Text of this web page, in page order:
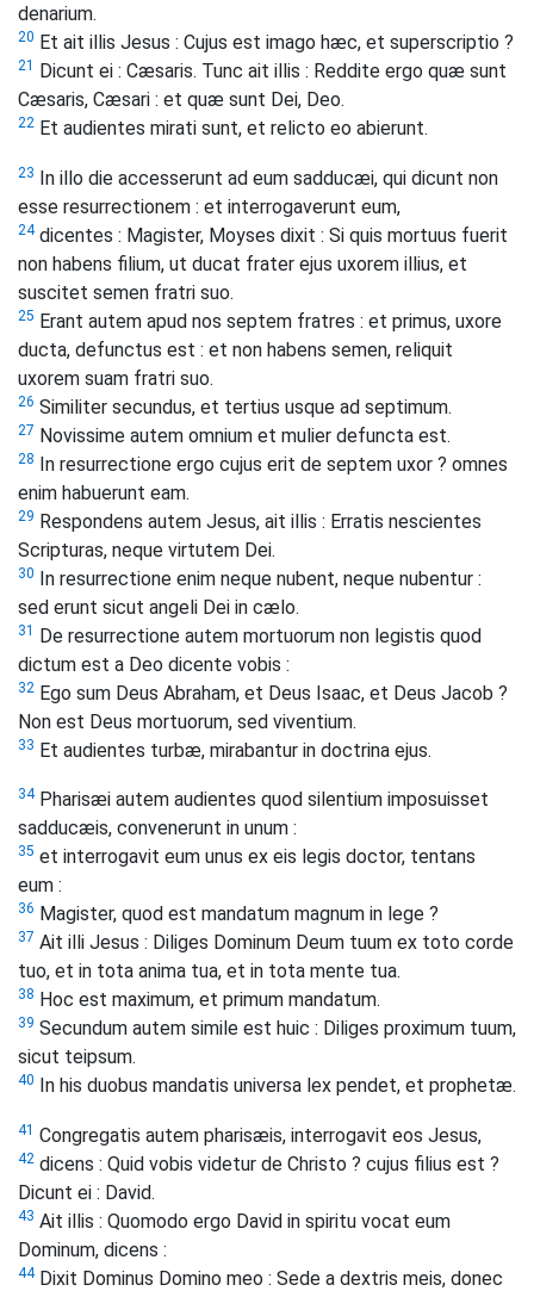
denarium.
20 Et ait illis Jesus : Cujus est imago hæc, et superscriptio ?
21 Dicunt ei : Cæsaris. Tunc ait illis : Reddite ergo quæ sunt
Cæsaris, Cæsari : et quæ sunt Dei, Deo.
22 Et audientes mirati sunt, et relicto eo abierunt.
23 In illo die accesserunt ad eum sadducæi, qui dicunt non
esse resurrectionem : et interrogaverunt eum,
24dicentes : Magister, Moyses dixit : Si quis mortuus fuerit
non habens filium, ut ducat frater ejus uxorem illius, et
suscitet semen fratri suo.
25 Erant autem apud nos septem fratres : et primus, uxore
ducta, defunctus est : et non habens semen, reliquit
uxorem suam fratri suo.
26 Similiter secundus, et tertius usque ad septimum.
27 Novissime autem omnium et mulier defuncta est.
28 In resurrectione ergo cujus erit de septem uxor ? omnes
enim habuerunt eam.
29 Respondens autem Jesus, ait illis : Erratis nescientes
Scripturas, neque virtutem Dei.
30 In resurrectione enim neque nubent, neque nubentur :
sed erunt sicut angeli Dei in cælo.
31 De resurrectione autem mortuorum non legistis quod
dictum est a Deo dicente vobis :
32 Ego sum Deus Abraham, et Deus Isaac, et Deus Jacob ?
Non est Deus mortuorum, sed viventium.
33 Et audientes turbæ, mirabantur in doctrina ejus.
34Pharisæi autem audientes quod silentium imposuisset
sadducæis, convenerunt in unum :
35 et interrogavit eum unus ex eis legis doctor, tentans
eum :
36 Magister, quod est mandatum magnum in lege ?
37 Ait illi Jesus : Diliges Dominum Deum tuum ex toto corde
tuo, et in tota anima tua, et in tota mente tua.
38 Hoc est maximum, et primum mandatum.
39 Secundum autem simile est huic : Diliges proximum tuum,
sicut teipsum.
40 In his duobus mandatis universa lex pendet, et prophetæ.
41 Congregatis autem pharisæis, interrogavit eos Jesus,
42 dicens : Quid vobis videtur de Christo ? cujus filius est ?
Dicunt ei : David.
43 Ait illis : Quomodo ergo David in spiritu vocat eum
Dominum, dicens :
44Dixit Dominus Domino meo : Sede a dextris meis, donec